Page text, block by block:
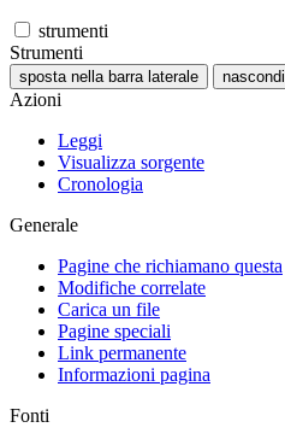
strumenti
Strumenti
sposta nella barra laterale nascondi
Azioni
Leggi
Visualizza sorgente
Cronologia
Generale
Pagine che richiamano questa
Modifiche correlate
Carica un file
Pagine speciali
Link permanente
Informazioni pagina
Fonti